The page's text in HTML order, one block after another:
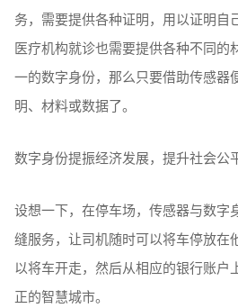
务，需要提供各种证明，用以证明自
医疗机构就诊也需要提供各种不同的
一的数字身份，那么只要借助传感器
明、材料或数据了。
数字身份提振经济发展，提升社会公
设想一下，在停车场，传感器与数字
缝服务，让司机随时可以将车停放在
以将车开走，然后从相应的银行账户
正的智慧城市。